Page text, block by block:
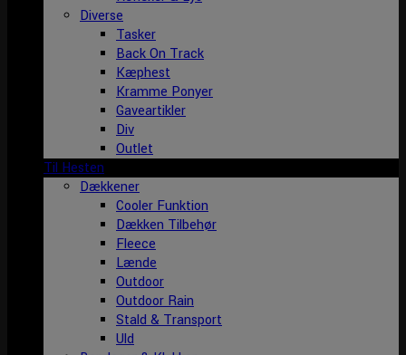
Diverse
Tasker
Back On Track
Kæphest
Kramme Ponyer
Gaveartikler
Div
Outlet
Til Hesten
Dækkener
Cooler Funktion
Dækken Tilbehør
Fleece
Lænde
Outdoor
Outdoor Rain
Stald & Transport
Uld